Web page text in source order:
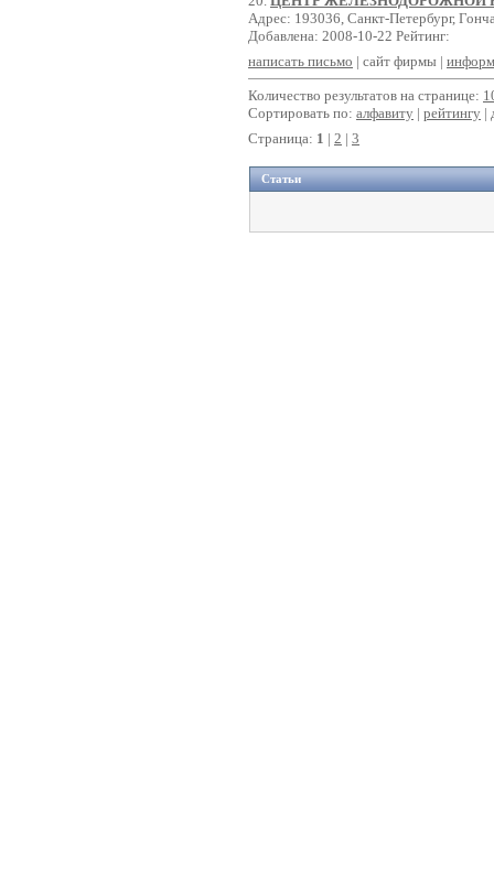
Адрес: 193036, Санкт-Петербург,
Добавлена: 2008-10-22 Рейтинг:
написать письмо | сайт фирмы |
Количество результатов на странице:
Сортировать по: алфавиту | рейтингу |
Страница: 1 | 2 | 3
Статьи